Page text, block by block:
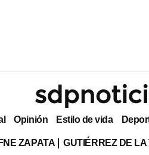
Opinión Estilo de vida
ZAPATA GUTIÉRREZ DE LA